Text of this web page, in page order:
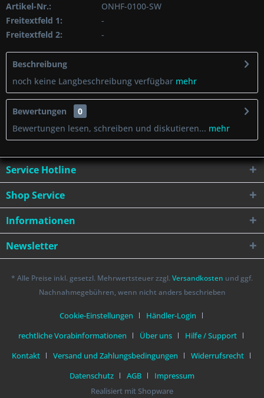
Artikel-Nr.:
ONHF-0100-SW
Freitextfeld 1:
-
Freitextfeld 2:
-
Beschreibung
noch keine Langbeschreibung verfügbar mehr
Bewertungen
0
Bewertungen lesen, schreiben und diskutieren... mehr
Service Hotline
Shop Service
Informationen
Newsletter
* Alle Preise inkl. gesetzl. Mehrwertsteuer zzgl. Versandkosten und ggf.
Nachnahmegebühren, wenn nicht anders beschrieben
Cookie-Einstellungen
Händler-Login
rechtliche Vorabinformationen
Über uns
Hilfe / Support
Kontakt
Versand und Zahlungsbedingungen
Widerrufsrecht
Datenschutz
AGB
Impressum
Realisiert mit Shopware